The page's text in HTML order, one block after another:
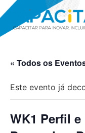
« Todos os
Este evento já
WK1 Perfil